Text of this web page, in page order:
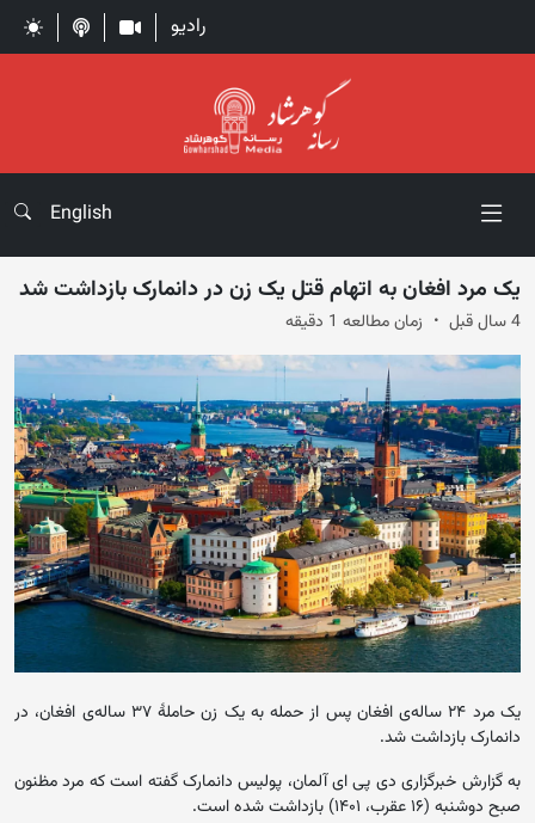
رادیو
English
یک مرد افغان به اتهام قتل یک زن در دانمارک بازداشت شد
4 سال قبل زمان مطالعه 1 دقیقه
یک مرد ۲۴ ساله‌ی افغان پس از حمله‌ به یک زن حاملۀ ۳۷ ساله‌ی افغان، در
دانمارک بازداشت شد.
به گزارش خبرگزاری دی پی ای آلمان، پولیس دانمارک گفته است که مرد مظنون
صبح دوشنبه (۱۶ عقرب، ۱۴۰۱) بازداشت شده است.